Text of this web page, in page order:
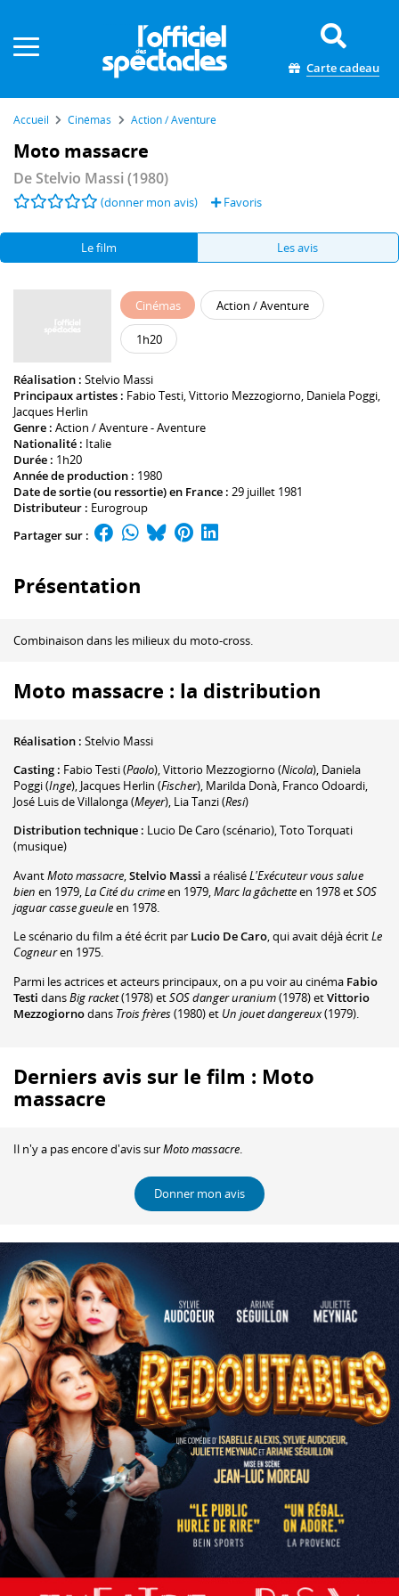
Carte cadeau
Accueil Cinémas Action / Aventure
Moto massacre
DeStelvio Massi (1980)
(donner mon avis) Favoris
Le film Les avis
Cinémas Action / Aventure
1h20
Réalisation : Stelvio Massi
Principaux artistes : Fabio Testi,Vittorio Mezzogiorno, Daniela Poggi,
Jacques Herlin
Genre : Action / Aventure - Aventure
Nationalité : Italie
Durée : 1h20
Année de production : 1980
Date de sortie (ou ressortie) en France : 29 juillet 1981
Distributeur : Eurogroup
Partager sur :
Présentation
Combinaison dans les milieux du moto-cross.
Moto massacre : la distribution
Réalisation : Stelvio Massi
Casting : Fabio Testi(Paolo),Vittorio Mezzogiorno (Nicola), Daniela
Poggi(Inge), Jacques Herlin (Fischer), Marilda Donà, Franco Odoardi,
José Luis de Villalonga(Meyer), Lia Tanzi(Resi)
Distribution technique : Lucio De Caro (scénario),Toto Torquati
(musique)
AvantMoto massacre,Stelvio Massi a réaliséL'Exécuteur vous salue
bien en 1979,La Cité du crimeen 1979,Marc la gâchetteen 1978 etSOS
jaguar casse gueuleen 1978.
Le scénario du film a été écrit par Lucio De Caro, qui avait déjà écritLe
Cogneuren 1975.
Parmi les actrices et acteurs principaux, on a pu voir au cinéma Fabio
Testi dansBig racket(1978) etSOS danger uranium(1978) etVittorio
Mezzogiornodans Trois frères(1980) et Un jouet dangereux(1979).
Derniers avis sur le film : Moto
massacre
Il n'y a pas encore d'avis surMoto massacre.
Donner mon avis